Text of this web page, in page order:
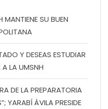
SU BUEN
Y DESEAS ESTUDIAR
A LA UMSNH
DE LA PREPARATORIA
YARABÍ ÁVILA PRESIDE